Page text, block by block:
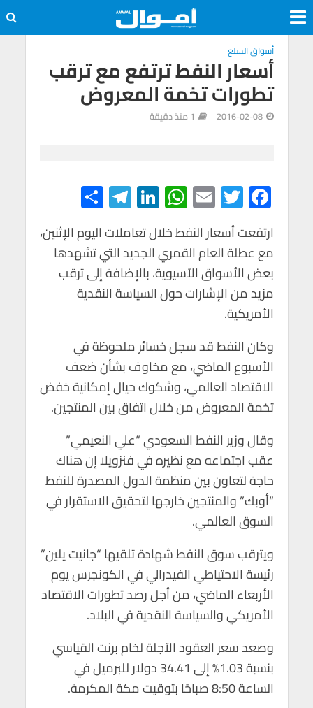
أسواق السلع
أسعار النفط ترتفع مع ترقب
تطورات تخمة المعروض
2016-02-08 1 منذ دقيقة
F
ac
e
b
o
o
k
T
wi
tt
er
E
m
ail
W
h
at
s
A
p
p
Li
n
ke
dI
n
Te
le
gr
a
m
h
ar
e
ارتفعت أسعار النفط خلال تعاملات اليوم الإثنين،
مع عطلة العام القمري الجديد التي تشهدها
بعض الأسواق الآسيوية، بالإضافة إلى ترقب
مزيد من الإشارات حول السياسة النقدية
الأمريكية.
وكان النفط قد سجل خسائر ملحوظة في
الأسبوع الماضي، مع مخاوف بشأن ضعف
الاقتصاد العالمي، وشكوك حيال إمكانية خفض
تخمة المعروض من خلال اتفاق بين المنتجين.
وقال وزير النفط السعودي “علي النعيمي”
عقب اجتماعه مع نظيره في فنزويلا إن هناك
حاجة لتعاون بين منظمة الدول المصدرة للنفط
“أوبك” والمنتجين خارجها لتحقيق الاستقرار في
السوق العالمي.
ويترقب سوق النفط شهادة تلقيها “جانيت يلين”
رئيسة الاحتياطي الفيدرالي في الكونجرس يوم
الأربعاء الماضي، من أجل رصد تطورات الاقتصاد
الأمريكي والسياسة النقدية في البلاد.
وصعد سعر العقود الآجلة لخام برنت القياسي
بنسبة 1.03% إلى 34.41 دولار للبرميل في
الساعة 8:50 صباحًا بتوقيت مكة المكرمة.